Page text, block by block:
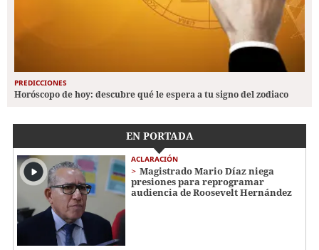
PREDICCIONES
Horóscopo de hoy: descubre qué le espera a tu signo del zodiaco
EN PORTADA
ACLARACIÓN
Magistrado Mario Díaz niega
presiones para reprogramar
audiencia de Roosevelt Hernández